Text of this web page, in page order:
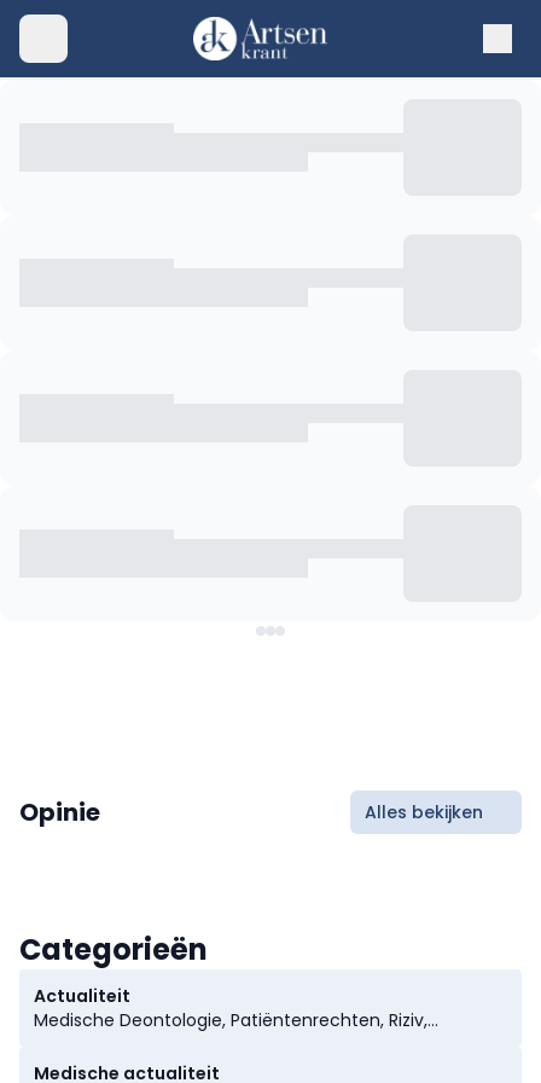
Opinie Alles bekijken
Categorieën
Actualiteit
Medische Deontologie, Patiëntenrechten, Riziv,
Medische actualiteit